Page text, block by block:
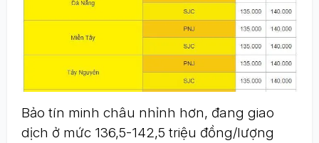
Bảo tín minh châu nhỉnh hơn, đang giao
dịch ở mức 136,5-142,5 triệu đồng/lượng